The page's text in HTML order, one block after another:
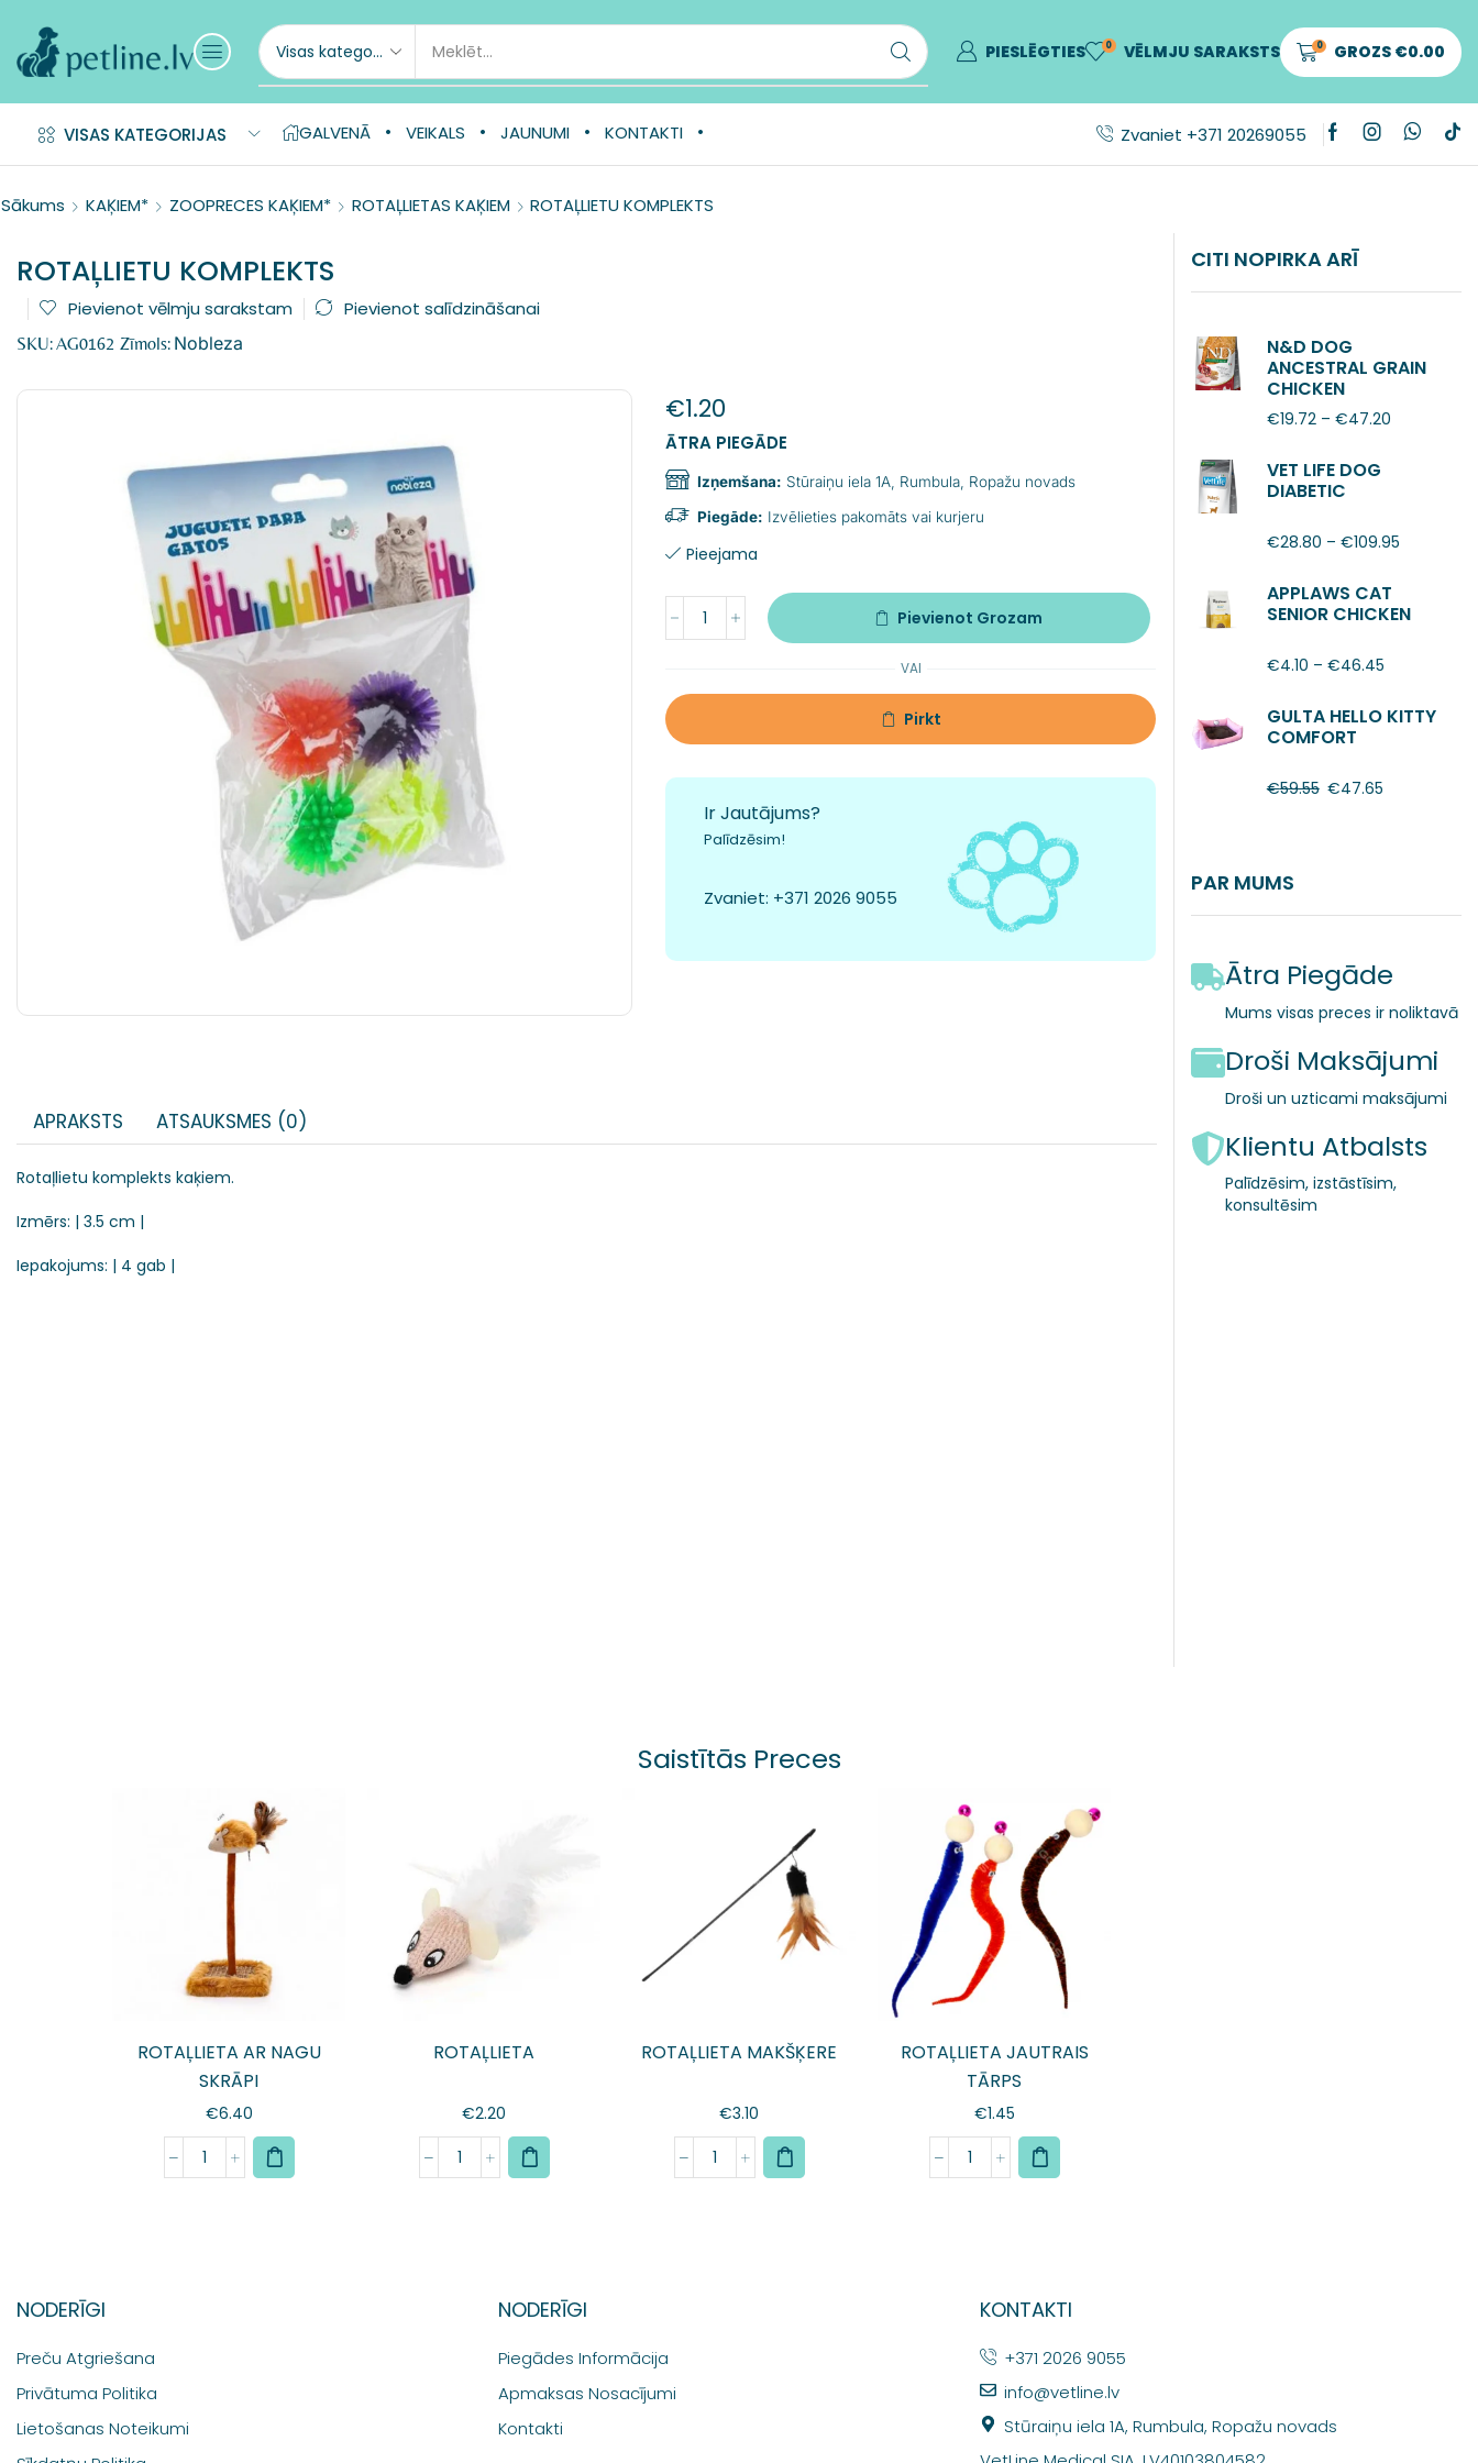
PIESLĒGTIES 0 VĒLMJU SARAKSTS 0 GROZS €0.00
VISAS KATEGORIJAS GALVENĀ VEIKALS JAUNUMI KONTAKTI Zvaniet +371 20269055
Sākums KAĶIEM* ZOOPRECES KAĶIEM* ROTAĻLIETAS KAĶIEM ROTAĻLIETU KOMPLEKTS
ROTAĻLIETU KOMPLEKTS
Pievienot vēlmju sarakstam Pievienot salīdzināšanai
SKU:AG0162 Zīmols: Nobleza
€1.20
ĀTRA PIEGĀDE
Izņemšana: Stūraiņu iela 1A, Rumbula, Ropažu novads
Piegāde: Izvēlieties pakomāts vai kurjeru
Pieejama
Pievienot Grozam
VAI
Pirkt
Ir Jautājums?
Palīdzēsim!
Zvaniet: +371 2026 9055
APRAKSTS ATSAUKSMES (0)
Rotaļlietu komplekts kaķiem.
Izmērs: | 3.5 cm |
Iepakojums: | 4 gab |
CITI NOPIRKA ARĪ
N&D DOG
ANCESTRAL GRAIN
CHICKEN
POMEGRANATE
ADULT MINI
€19.72 – €47.20
VET LIFE DOG
DIABETIC
€28.80 – €109.95
APPLAWS CAT
SENIOR CHICKEN
€4.10 – €46.45
GULTA HELLO KITTY
COMFORT
€59.55 €47.65
PAR MUMS
Ātra Piegāde
Mums visas preces ir noliktavā
Droši Maksājumi
Droši un uzticami maksājumi
Klientu Atbalsts
Palīdzēsim, izstāstīsim,
konsultēsim
Saistītās Preces
ROTAĻLIETA AR NAGU
SKRĀPI
€6.40
ROTAĻLIETA
€2.20
ROTAĻLIETA MAKŠĶERE
€3.10
ROTAĻLIETA JAUTRAIS
TĀRPS
€1.45
NODERĪGI
Preču Atgriešana
Privātuma Politika
Lietošanas Noteikumi
NODERĪGI
Piegādes Informācija
Apmaksas Nosacījumi
Kontakti
KONTAKTI
+371 2026 9055
info@vetline.lv
Stūraiņu iela 1A, Rumbula, Ropažu novads